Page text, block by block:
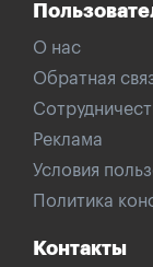
О нас
Обратная
Реклама
Условия
Политика
Контакты